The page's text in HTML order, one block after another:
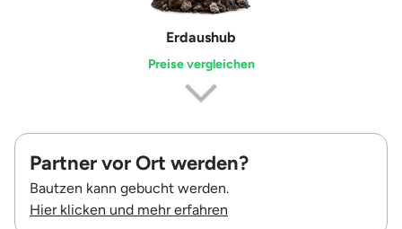
Erdaushub
Preise vergleichen
Partner vor Ort werden?
Bautzen kann gebucht werden.
Hier klicken und mehr erfahren